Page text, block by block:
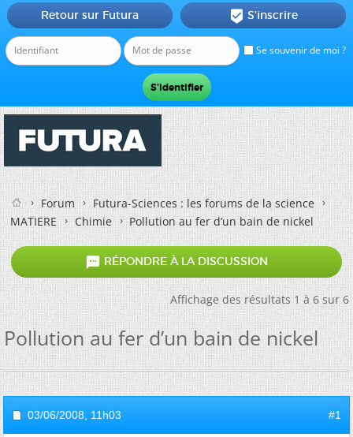
Se souvenir de moi ?
Retour sur Futura  S'inscrire
Forum
Futura-Sciences : les forums de la science
MATIERE
Chimie Pollution au fer d’un bain de nickel
 RÉPONDRE À LA DISCUSSION
Affichage des résultats 1 à 6 sur 6
Pollution au fer d’un bain de nickel
03/06/2008, 11h03 #1